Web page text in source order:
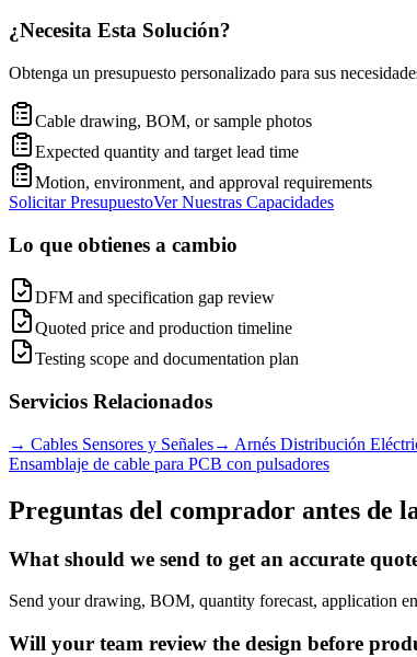
¿Necesita Esta Solución?
Obtenga un presupuesto personalizado para sus
Cable drawing, BOM, or sample photos
Expected quantity and target lead time
Motion, environment, and approval requirements
Solicitar PresupuestoVer Nuestras Capacidades
Lo que obtienes a cambio
DFM and specification gap review
Quoted price and production timeline
Testing scope and documentation plan
Servicios Relacionados
→ Cables Sensores y Señales→ Arnés Distribución
Ensamblaje de cable para PCB con pulsadores
Preguntas del comprador antes de
What should we send to get an accurate
Send your drawing, BOM, quantity forecast, application
Will your team review the design before